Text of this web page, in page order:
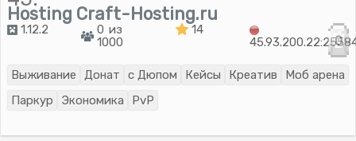
Hosting Craft-Hosting.ru
1.12.2
0 из
1000
14
0
Выживание Донат с Дюпом Кейсы Креатив
Моб арена
Паркур
Экономика PvP